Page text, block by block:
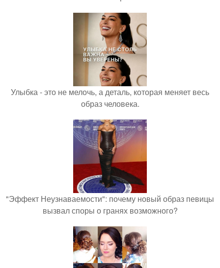
Улыбка - это не мелочь, а деталь, которая меняет весь
образ человека.
"Эффект Неузнаваемости": почему новый образ певицы
вызвал споры о гранях возможного?